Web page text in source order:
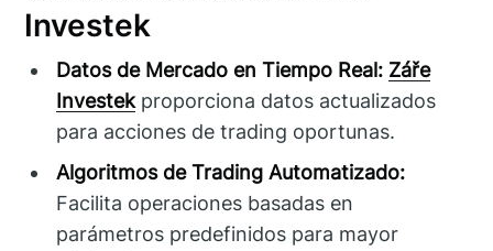
Investek
Datos de Mercado en Tiempo Real: Záře
Investekproporciona datos actualizados
para acciones de trading oportunas.
Algoritmos de Trading Automatizado:
Facilita operaciones basadas en
parámetros predefinidos para mayor